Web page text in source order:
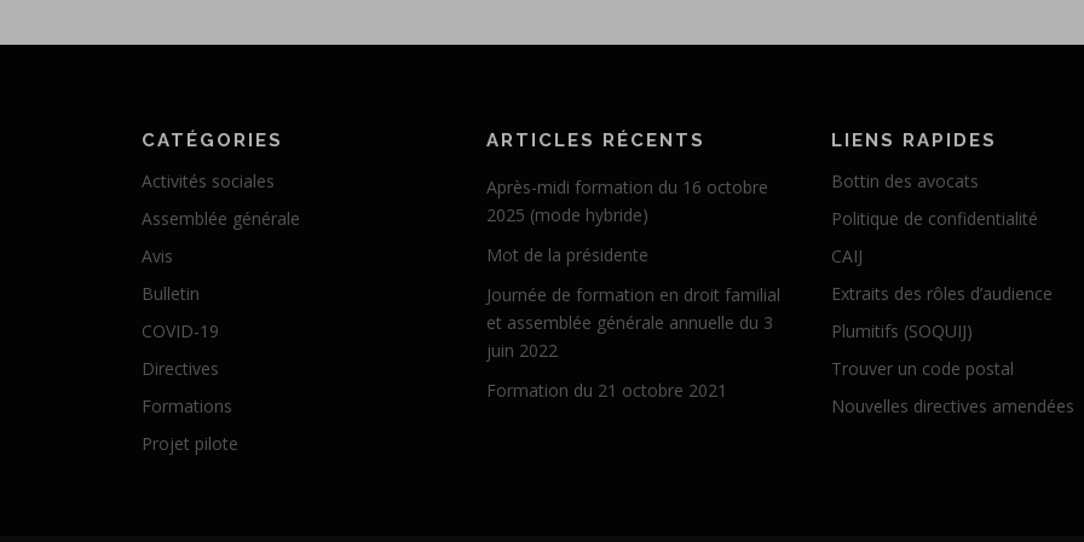
CATÉGORIES
Activités sociales
Assemblée générale
Avis
Bulletin
COVID-19
Directives
Formations
Projet pilote
ARTICLES RÉCENTS
Après-midi formation du 16 octobre
2025 (mode hybride)
Mot de la présidente
Journée de formation en droit familial
et assemblée générale annuelle du 3
juin 2022
Formation du 21 octobre 2021
LIENS RAPIDES
Bottin des avocats
Politique de confidentialité
CAIJ
Extraits des rôles d’audience
Plumitifs (SOQUIJ)
Trouver un code postal
Nouvelles directives amendées